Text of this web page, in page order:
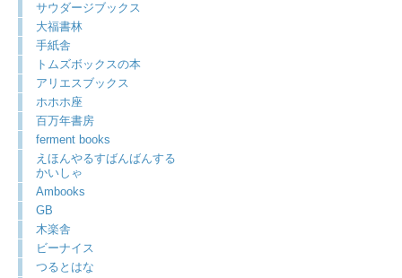
サウダージブックス
大福書林
手紙舎
トムズボックスの本
アリエスブックス
ホホホ座
百万年書房
ferment books
えほんやるすばんばんする
かいしゃ
Ambooks
GB
木楽舎
ビーナイス
つるとはな